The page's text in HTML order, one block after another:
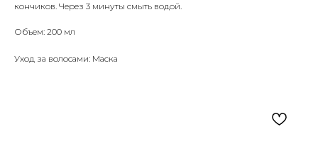
кончиков. Через 3 минуты смыть водой.
Объем: 200 мл
Уход за волосами: Маска